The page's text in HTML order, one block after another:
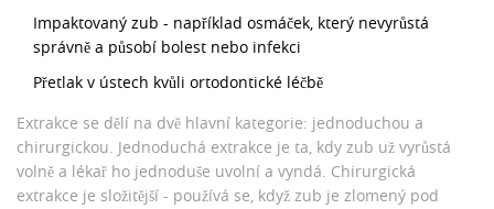
Impaktovaný zub - například osmáček, který nevyrůstá
správně a působí bolest nebo infekci
Přetlak v ústech kvůli ortodontické léčbě
Extrakce se dělí na dvě hlavní kategorie: jednoduchou a
chirurgickou. Jednoduchá extrakce je ta, kdy zub už vyrůstá
volně a lékař ho jednoduše uvolní a vyndá. Chirurgická
extrakce je složitější - používá se, když zub je zlomený pod